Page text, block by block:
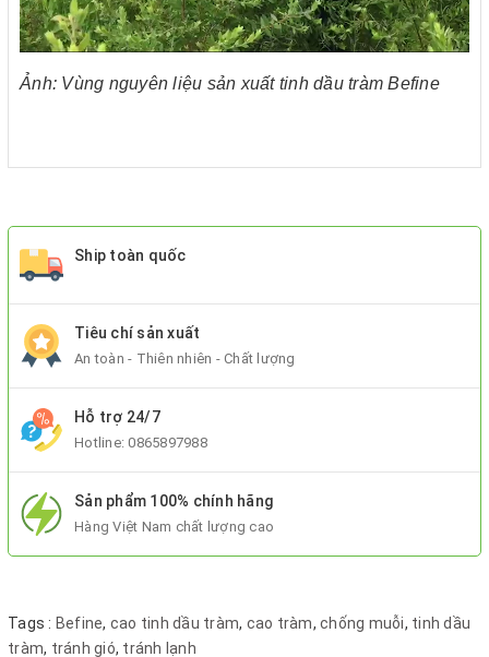
Ảnh: Vùng nguyên liệu sản xuất tinh dầu tràm Befine
Ship toàn quốc
Tiêu chí sản xuất
An toàn - Thiên nhiên - Chất lượng
Hỗ trợ 24/7
Hotline:0865897988
Sản phẩm 100% chính hãng
Hàng Việt Nam chất lượng cao
Tags : Befine, cao tinh dầu tràm, cao tràm, chống muỗi, tinh dầu
tràm, tránh gió, tránh lạnh